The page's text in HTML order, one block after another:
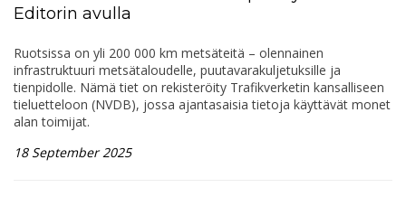
Editorin avulla
Ruotsissa on yli 200 000 km metsäteitä – olennainen
infrastruktuuri metsätaloudelle, puutavarakuljetuksille ja
tienpidolle. Nämä tiet on rekisteröity Trafikverketin kansalliseen
tieluetteloon (NVDB), jossa ajantasaisia tietoja käyttävät monet
alan toimijat.
18 September 2025